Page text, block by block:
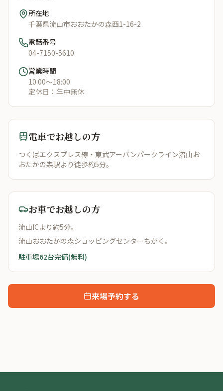
所在地
千葉県流山市おおたかの森西1-16-2
電話番号
04-7150-5610
営業時間
10:00〜18:00
定休日： 年中無休
電車でお越しの方
つくばエクスプレス線・東武アーバンパークライン流山お
おたかの森駅より徒歩約5分。
お車でお越しの方
流山ICより約5分。
流山おおたかの森ショッピングセンターちかく。
駐車場62台完備(無料)
来場予約する